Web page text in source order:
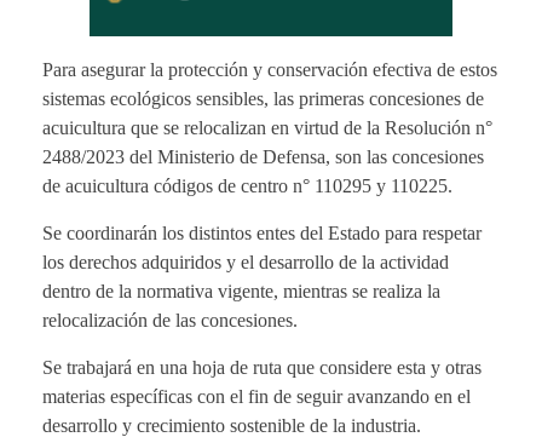
Para asegurar la protección y conservación efectiva de estos
sistemas ecológicos sensibles, las primeras concesiones de
acuicultura que se relocalizan en virtud de la Resolución n°
2488/2023 del Ministerio de Defensa, son las concesiones
de acuicultura códigos de centro n° 110295 y 110225.
Se coordinarán los distintos entes del Estado para respetar
los derechos adquiridos y el desarrollo de la actividad
dentro de la normativa vigente, mientras se realiza la
relocalización de las concesiones.
Se trabajará en una hoja de ruta que considere esta y otras
materias específicas con el fin de seguir avanzando en el
desarrollo y crecimiento sostenible de la industria.